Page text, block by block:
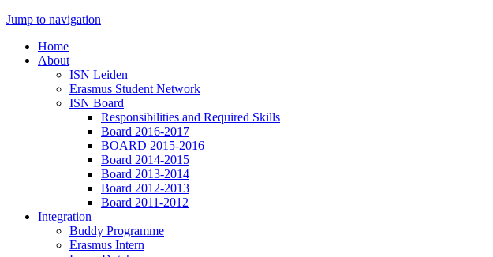
Jump to navigation
Home
About
ISN Leiden
Erasmus Student Network
ISN Board
Responsibilities and Required Skills
Board 2016-2017
BOARD 2015-2016
Board 2014-2015
Board 2013-2014
Board 2012-2013
Board 2011-2012
Integration
Buddy Programme
Erasmus Intern